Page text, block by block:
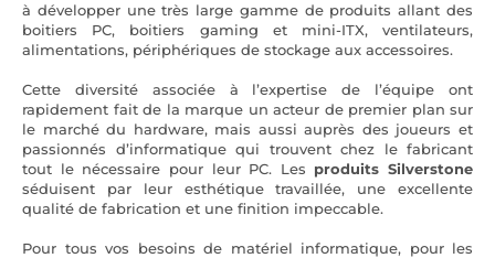
à développer une très large gamme de produits allant des
boitiers PC, boitiers gaming et mini-ITX, ventilateurs,
alimentations, périphériques de stockage aux accessoires.
Cette diversité associée à l’expertise de l’équipe ont
rapidement fait de la marque un acteur de premier plan sur
le marché du hardware, mais aussi auprès des joueurs et
passionnés d’informatique qui trouvent chez le fabricant
tout le nécessaire pour leur PC. Les produits Silverstone
séduisent par leur esthétique travaillée, une excellente
qualité de fabrication et une finition impeccable.
Pour tous vos besoins de matériel informatique, pour les